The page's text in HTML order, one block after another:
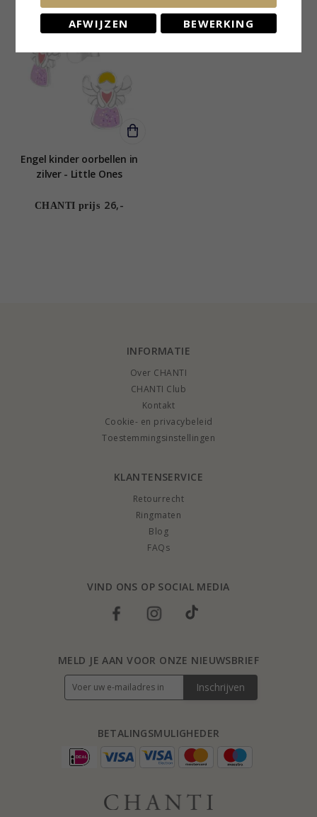
Engel kinder oorbellen in
zilver - Little Ones
CHANTI prijs 26,-
INFORMATIE
Over CHANTI
CHANTI Club
Kontakt
Cookie- en privacybeleid
Toestemmingsinstellingen
KLANTENSERVICE
Retourrecht
Ringmaten
Blog
FAQs
VIND ONS OP SOCIAL MEDIA
BETALINGSMULIGHEDER
MELD JE AAN VOOR ONZE NIEUWSBRIEF
Inschrijven
AFWIJZEN BEWERKING